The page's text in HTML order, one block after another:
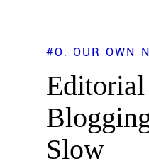
#Ö: OUR OWN
Editorial
Slow